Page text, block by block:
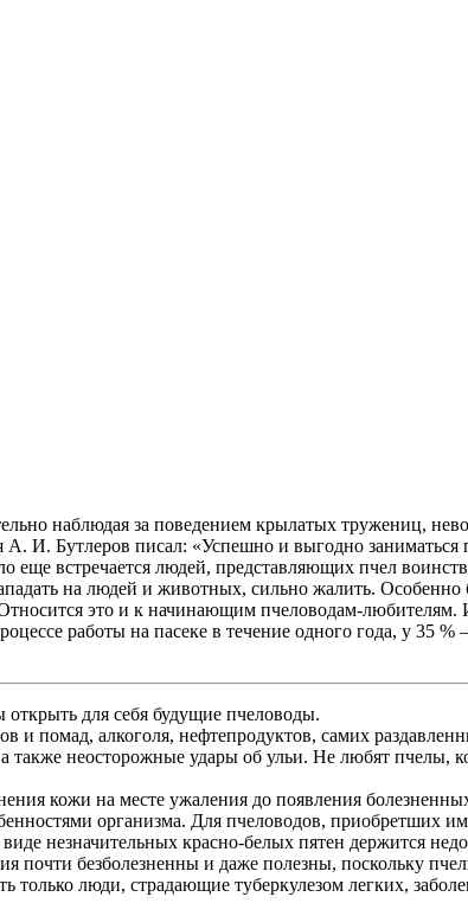
наблюдая за поведением крылатых тружениц,
И. Бутлеров писал: «Успешно и выгодно заниматься
еще встречается людей, представляющих пчел
на людей и животных, сильно жалить.
это и к начинающим пчеловодам-любителям.
работы на пасеке в течение одного года, у 35 %
для себя будущие пчеловоды.
и помад, алкоголя, нефтепродуктов, самих
также неосторожные удары об ульи. Не любят пчелы,
кожи на месте ужаления до появления
организма. Для пчеловодов, приобретших
незначительных красно-белых пятен держится
почти безболезненны и даже полезны, поскольку
люди, страдающие туберкулезом легких,